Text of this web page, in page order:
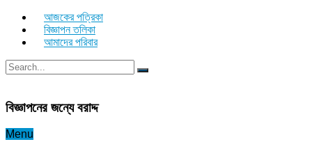
আজকের পত্রিকা
বিজ্ঞাপন তলিকা
আমাদের পরিবার
বিজ্ঞাপনের জন্যে বরাদ্দ
Menu